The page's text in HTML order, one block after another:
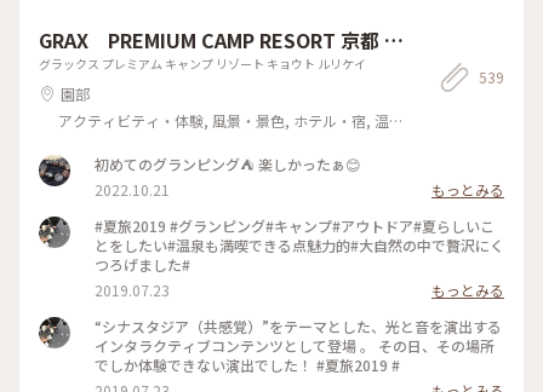
GRAX PREMIUM CAMP RESORT 京都 る
り渓
グラックス プレミアム キャンプ リゾート キョウト ルリケイ
園部
アクティビティ・体験, 風景・景色, ホテル・宿, 温
539
初めてのグランピング⛺️ 楽しかったぁ😊
2022.10.21
もっとみる
#夏旅2019 #グランピング#キャンプ#アウトドア#夏らしいこ
とをしたい#温泉も満喫できる点魅力的#大自然の中で贅沢にく
つろげました#
2019.07.23
もっとみる
“シナスタジア（共感覚）”をテーマとした、光と音を演出する
インタラクティブコンテンツとして登場 。 その日、その場所
でしか体験できない演出でした！ #夏旅2019 #